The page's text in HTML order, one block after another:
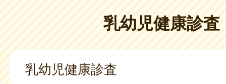
乳幼児健康診査
乳幼児健康診査